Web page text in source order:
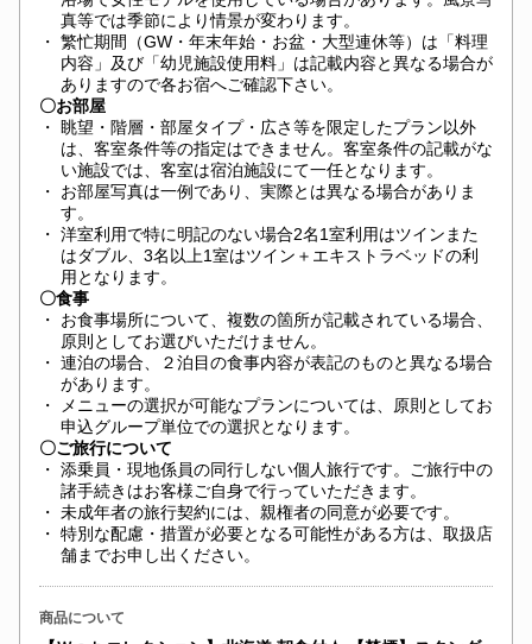
真等では季節により情景が変わります。
・ 繁忙期間（GW・年末年始・お盆・大型連休等）は「料理
内容」及び「幼児施設使用料」は記載内容と異なる場合が
ありますので各お宿へご確認下さい。
〇お部屋
・
眺望・階層・部屋タイプ・広さ等を限定したプラン以外
は、客室条件等の指定はできません。客室条件の記載がな
い施設では、客室は宿泊施設にて一任となります。
・
お部屋写真は一例であり、実際とは異なる場合がありま
す。
・ 洋室利用で特に明記のない場合2名1室利用はツインまた
はダブル、3名以上1室はツイン＋エキストラベッドの利
用となります。
〇食事
・
お食事場所について、複数の箇所が記載されている場合、
原則としてお選びいただけません。
・ 連泊の場合、２泊目の食事内容が表記のものと異なる場合
があります。
・
メニューの選択が可能なプランについては、原則としてお
申込グループ単位での選択となります。
〇ご旅行について
・ 添乗員・現地係員の同行しない個人旅行です。ご旅行中の
諸手続きはお客様ご自身で行っていただきます。
・ 未成年者の旅行契約には、親権者の同意が必要です。
・ 特別な配慮・措置が必要となる可能性がある方は、取扱店
舗までお申し出ください。
商品について